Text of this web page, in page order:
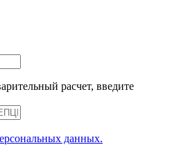
расчет, введите
данных.